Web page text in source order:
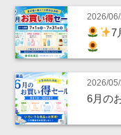
2026/
7
2026/
6月の